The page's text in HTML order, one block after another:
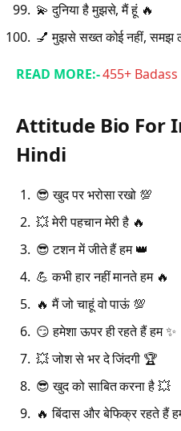
💫 दुनिया है मुझसे, मैं हूं 🔥
💅 मुझसे सख्त कोई नहीं, समझ
READ MORE:-455+
Attitude Bio For
Hindi
😎 खुद पर भरोसा रखो 💯
💥 मेरी पहचान मेरी है 🔥
😎 टशन में जीते हैं हम 👑
💪 कभी हार नहीं मानते हम 🔥
🔥 मैं जो चाहूं वो पाऊं 💯
😏 हमेशा ऊपर ही रहते हैं हम ✨
💥 जोश से भर दे जिंदगी 🏆
😎 खुद को साबित करना है 💥
🔥 बिंदास और बेफिक्र रहते हैं